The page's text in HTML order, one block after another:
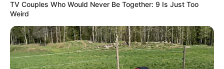
TV Couples Who Would Never Be Together: 9 Is Just Too
Weird